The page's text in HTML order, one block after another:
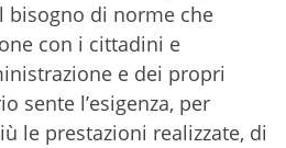
bisogno di norme che
con i cittadini e
e dei propri
sente l’esigenza, per
le prestazioni realizzate, di